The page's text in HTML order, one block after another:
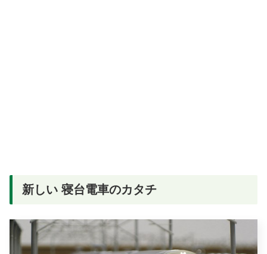
新しい 寝台電車のカタチ